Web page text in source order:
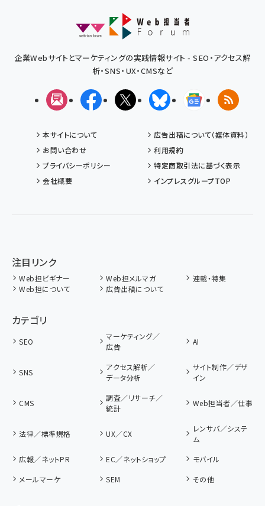
企業Webサイトとマーケティングの実践情報サイト - SEO・アクセス解
析・SNS・UX・CMSなど
メルマガFacebookX(エックス)BlueskyGoogleニュ
RSS
本サイトについて
広告出稿について（媒体資料）
お問い合わせ
利用規約
プライバシーポリシー
特定商取引法に基づく表示
会社概要
インプレスグループTOP
注目リンク
Web担ビギナー Web担メルマガ
連載・特集
Web担について
広告出稿について
カテゴリ
SEO
マーケティング／
広告
AI
SNS
アクセス解析／
データ分析
サイト制作／デザ
イン
CMS
調査／リサーチ／
統計
Web担当者／仕事
法律／標準規格 UX／CX
レンサバ／システ
ム
広報／ネットPR
EC／ネットショップ
モバイル
メールマーケ
SEM その他